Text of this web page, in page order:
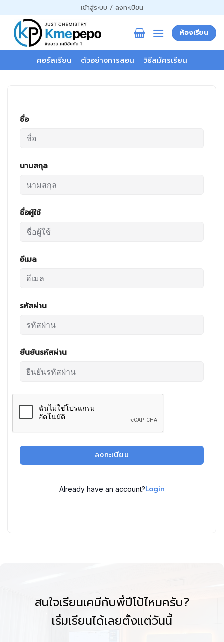
ไป
เนื้อหา
เข้าสู่ระบบ / ลงทะเบียน
ห้องเรียน
คอร์สเรียน ตัวอย่างการสอน วิธีสมัครเรียน
ชื่อ
นามสกุล
ชื่อผู้ใช้
อีเมล
รหัสผ่าน
ยืนยันรหัสผ่าน
ลงทะเบียน
Already have an account?Login
สนใจเรียนเคมีกับพี่ปีโป้ไหมครับ?
เริ่มเรียนได้เลยตั้งแต่วันนี้